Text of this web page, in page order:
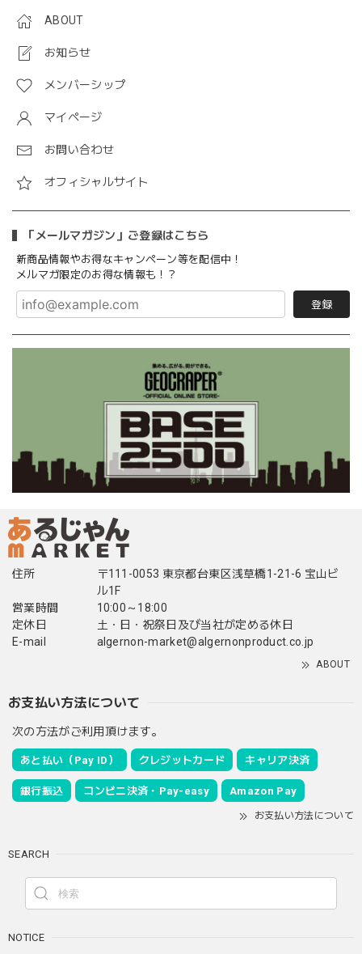
ABOUT
お知らせ
メンバーシップ
マイページ
お問い合わせ
オフィシャルサイト
「メールマガジン」ご登録はこちら
新商品情報やお得なキャンペーン等を配信中！
メルマガ限定のお得な情報も！？
登録
住所
〒111-0053 東京都台東区浅草橋1-21-6 宝山ビ
ル1F
営業時間
10:00～18:00
定休日
土・日・祝祭日及び当社が定める休日
E-mail
algernon-market@algernonproduct.co.jp
ABOUT
お支払い方法について
次の方法がご利用頂けます。
あと払い（Pay ID） クレジットカード キャリア決済
銀行振込 コンビニ決済・Pay-easy Amazon Pay
お支払い方法について
SEARCH
NOTICE